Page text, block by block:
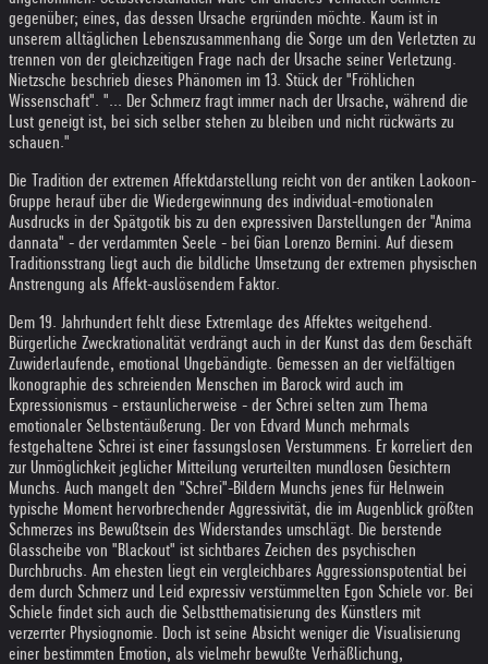
gegenüber; eines, das dessen Ursache ergründen möchte. Kaum ist in
unserem alltäglichen Lebenszusammenhang die Sorge um den Verletzten zu
trennen von der gleichzeitigen Frage nach der Ursache seiner Verletzung.
Nietzsche beschrieb dieses Phänomen im 13. Stück der "Fröhlichen
Wissenschaft". "... Der Schmerz fragt immer nach der Ursache, während die
Lust geneigt ist, bei sich selber stehen zu bleiben und nicht rückwärts zu
schauen."
Die Tradition der extremen Affektdarstellung reicht von der antiken Laokoon-
Gruppe herauf über die Wiedergewinnung des individual-emotionalen
Ausdrucks in der Spätgotik bis zu den expressiven Darstellungen der "Anima
dannata" - der verdammten Seele - bei Gian Lorenzo Bernini. Auf diesem
Traditionsstrang liegt auch die bildliche Umsetzung der extremen physischen
Anstrengung als Affekt-auslösendem Faktor.
Dem 19. Jahrhundert fehlt diese Extremlage des Affektes weitgehend.
Bürgerliche Zweckrationalität verdrängt auch in der Kunst das dem Geschäft
Zuwiderlaufende, emotional Ungebändigte. Gemessen an der vielfältigen
Ikonographie des schreienden Menschen im Barock wird auch im
Expressionismus - erstaunlicherweise - der Schrei selten zum Thema
emotionaler Selbstentäußerung. Der von Edvard Munch mehrmals
festgehaltene Schrei ist einer fassungslosen Verstummens. Er korreliert den
zur Unmöglichkeit jeglicher Mitteilung verurteilten mundlosen Gesichtern
Munchs. Auch mangelt den "Schrei"-Bildern Munchs jenes für Helnwein
typische Moment hervorbrechender Aggressivität, die im Augenblick größten
Schmerzes ins Bewußtsein des Widerstandes umschlägt. Die berstende
Glasscheibe von "Blackout" ist sichtbares Zeichen des psychischen
Durchbruchs. Am ehesten liegt ein vergleichbares Aggressionspotential bei
dem durch Schmerz und Leid expressiv verstümmelten Egon Schiele vor. Bei
Schiele findet sich auch die Selbstthematisierung des Künstlers mit
verzerrter Physiognomie. Doch ist seine Absicht weniger die Visualisierung
einer bestimmten Emotion, als vielmehr bewußte Verhäßlichung,